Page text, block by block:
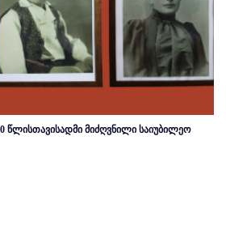
წლისთავისადმი მიძღვნილი საიუბილეო